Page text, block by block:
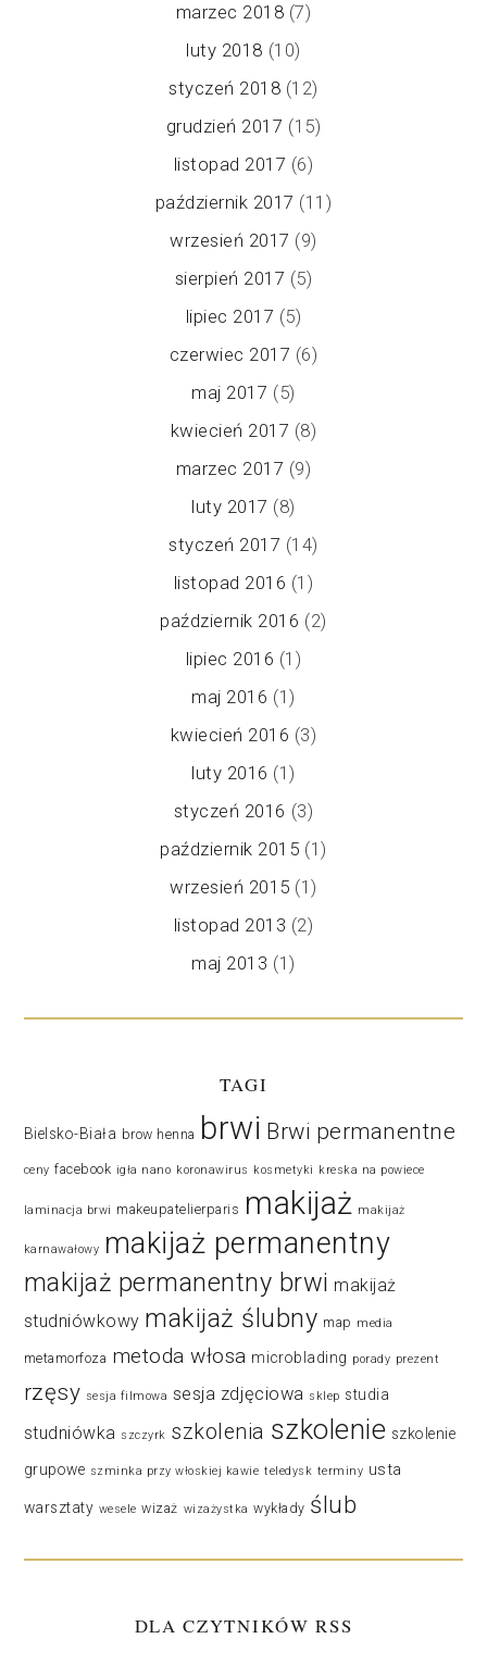
marzec 2018 (7)
luty 2018 (10)
styczeń 2018 (12)
grudzień 2017 (15)
listopad 2017 (6)
październik 2017 (11)
wrzesień 2017 (9)
sierpień 2017 (5)
lipiec 2017 (5)
czerwiec 2017 (6)
maj 2017 (5)
kwiecień 2017 (8)
marzec 2017 (9)
luty 2017 (8)
styczeń 2017 (14)
listopad 2016 (1)
październik 2016 (2)
lipiec 2016 (1)
maj 2016 (1)
kwiecień 2016 (3)
luty 2016 (1)
styczeń 2016 (3)
październik 2015 (1)
wrzesień 2015 (1)
listopad 2013 (2)
maj 2013 (1)
TAGI
Bielsko-Biała brow henna brwi Brwi permanentne
ceny facebook igła nano koronawirus kosmetyki kreska na powiece
laminacja brwi makeupatelierparis makijaż makijaż
karnawałowy makijaż permanentny
makijaż permanentny brwi makijaż
studniówkowy makijaż ślubny map media
metamorfoza metoda włosa microblading porady prezent
rzęsy sesja filmowa sesja zdjęciowa sklep studia
studniówka szczyrk szkolenia szkolenie szkolenie
grupowe szminka przy włoskiej kawie teledysk terminy usta
warsztaty wesele wizaż wizażystka wykłady ślub
DLA CZYTNIKÓW RSS